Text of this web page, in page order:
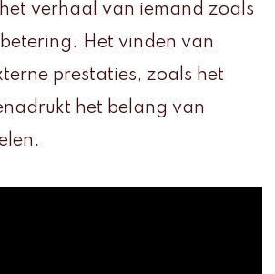
verhaal van iemand zoals
Het vinden van
prestaties, zoals het
het belang van